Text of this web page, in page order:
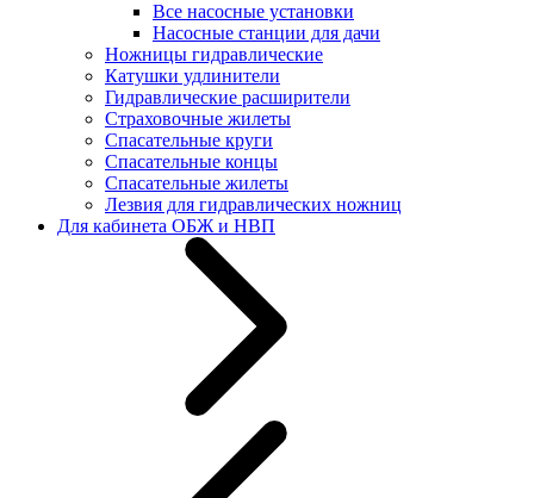
Все насосные установки
Насосные станции для дачи
Ножницы гидравлические
Катушки удлинители
Гидравлические расширители
Страховочные жилеты
Спасательные круги
Спасательные концы
Спасательные жилеты
Лезвия для гидравлических ножниц
Для кабинета ОБЖ и НВП